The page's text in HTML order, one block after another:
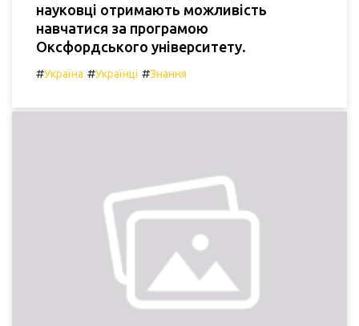
науковці отримають можливість
навчатися за програмою
Оксфордського університету.
#Україна #Українці #Знання